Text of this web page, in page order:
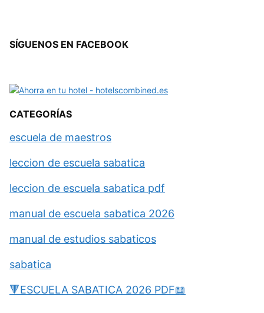
SÍGUENOS EN FACEBOOK
CATEGORÍAS
escuela de maestros
leccion de escuela sabatica
leccion de escuela sabatica pdf
manual de escuela sabatica 2026
manual de estudios sabaticos
sabatica
🔻ESCUELA SABATICA 2026 PDF📖